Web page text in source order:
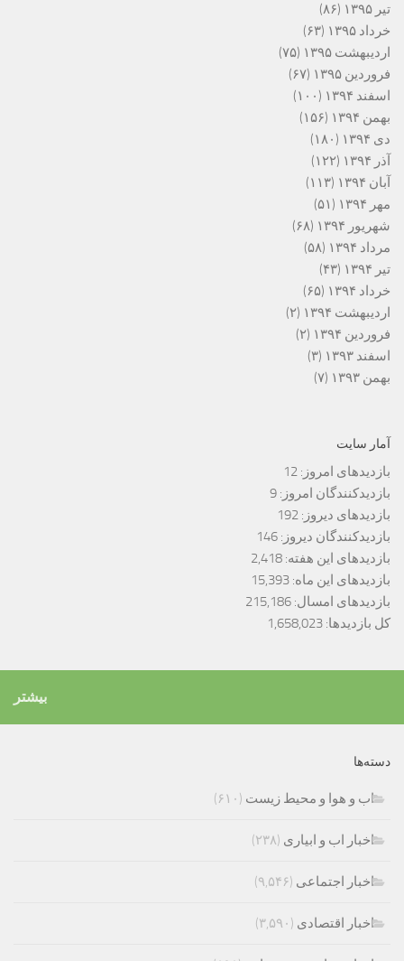
تیر ۱۳۹۵
(۸۶)
خرداد ۱۳۹۵
(۶۳)
اردیبهشت ۱۳۹۵
(۷۵)
فروردین ۱۳۹۵
(۶۷)
اسفند ۱۳۹۴
(۱۰۰)
بهمن ۱۳۹۴
(۱۵۶)
دی ۱۳۹۴
(۱۸۰)
آذر ۱۳۹۴
(۱۲۲)
آبان ۱۳۹۴
(۱۱۳)
مهر ۱۳۹۴
(۵۱)
شهریور ۱۳۹۴
(۶۸)
مرداد ۱۳۹۴
(۵۸)
تیر ۱۳۹۴
(۴۳)
خرداد ۱۳۹۴
(۶۵)
اردیبهشت ۱۳۹۴
(۲)
فروردین ۱۳۹۴
(۲)
اسفند ۱۳۹۳
(۳)
بهمن ۱۳۹۳
(۷)
آمار سایت
بازدیدهای امروز: 12
بازدیدکنندگان امروز: 9
بازدیدهای دیروز: 192
بازدیدکنندگان دیروز: 146
بازدیدهای این هفته: 2,418
بازدیدهای این ماه: 15,393
بازدیدهای امسال: 215,186
کل بازدیدها: 1,658,023
بیشتر
دسته‌ها
اب و هوا و محیط زیست (۶۱۰)
اخبار اب و ابیاری (۲۳۸)
اخبار اجتماعی (۹,۵۴۶)
اخبار اقتصادی (۳,۵۹۰)